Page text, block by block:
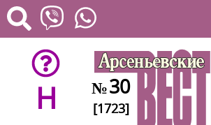
H №30
[1723]